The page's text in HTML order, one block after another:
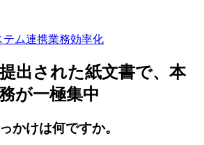
テム連携業務効率化
出された紙文書で、本
が一極集中
かけは何ですか。